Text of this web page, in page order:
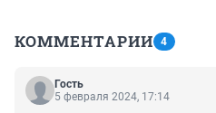
КОММЕНТАРИИ 4
Гость
5 февраля 2024, 17:14